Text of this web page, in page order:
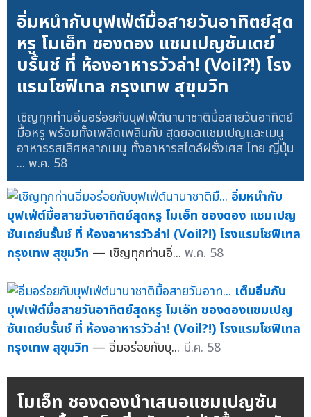
อิ่มหนำกับบุฟเฟ่ต์มื้อสายวันอาทิตย์สุด
หรู โมเอ็ท ชองดอง แชมเปญซันเดย์
บรั้นช์ ที่ ห้องอาหารวัวล่า! (Voil?!) โรง
แรมโซฟิเทล กรุงเทพ สุขุมวิท
เชิญทุกท่านอิ่มอร่อยกับบุฟเฟ่ต์นานาชาติมื้อสายวันอาทิตย์
มื้อหรู พร้อมทั้งเพลิดเพลินกับ สุดยอดแชมเปญและเมนู
อาหารรสเลิศหลากเมนู ทั้งอาหารสไตล์ฝรั่งเศส ไทย ญี่ปุ่น
... พ.ค. 58
อิ่มหนำกับ
บุฟเฟ่ต์มื้อสายวันอาทิตย์สุดหรู โมเอ็ท ชองดอง แชมเปญ
ซันเดย์บรั้นช์ ที่ ห้องอาหารวัวล่า! (Voil?!) โรงแรมโซฟิเทล
กรุงเทพ สุขุมวิท — เชิญทุกท่านอิ่... พ.ค. 58
เต็มอิ่มกับ
บุฟเฟ่ต์มื้อสายวันอาทิตย์สุดหรู โมเอ็ท ชองดองแชมเปญ
ซันเดย์บรั้นช์ ที่ ห้องอาหารวัวล่า! (Voil?!) โรงแรมโซฟิเทล
กรุงเทพ สุขุมวิท — อิ่มอร่อยกับบุ... มี.ค. 58
โมเอ็ท ชองดองนำเสนอแชมเปญซัน